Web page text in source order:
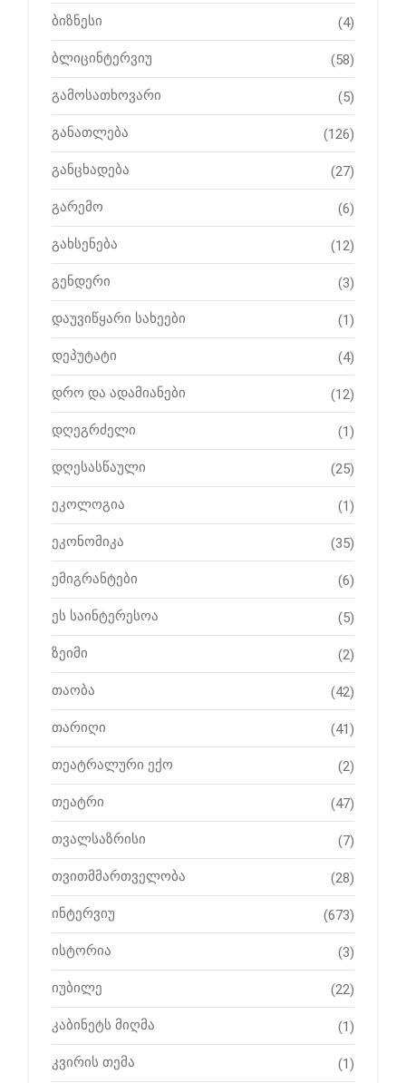
ბიზნესი (4)
ბლიცინტერვიუ (58)
გამოსათხოვარი (5)
განათლება (126)
განცხადება (27)
გარემო (6)
გახსენება (12)
გენდერი (3)
დაუვიწყარი სახეები (1)
დეპუტატი (4)
დრო და ადამიანები (12)
დღეგრძელი (1)
დღესასწაული (25)
ეკოლოგია (1)
ეკონომიკა (35)
ემიგრანტები (6)
ეს საინტერესოა (5)
ზეიმი (2)
თაობა (42)
თარიღი (41)
თეატრალური ექო (2)
თეატრი (47)
თვალსაზრისი (7)
თვითმმართველობა (28)
ინტერვიუ (673)
ისტორია (3)
იუბილე (22)
კაბინეტს მიღმა (1)
კვირის თემა (1)